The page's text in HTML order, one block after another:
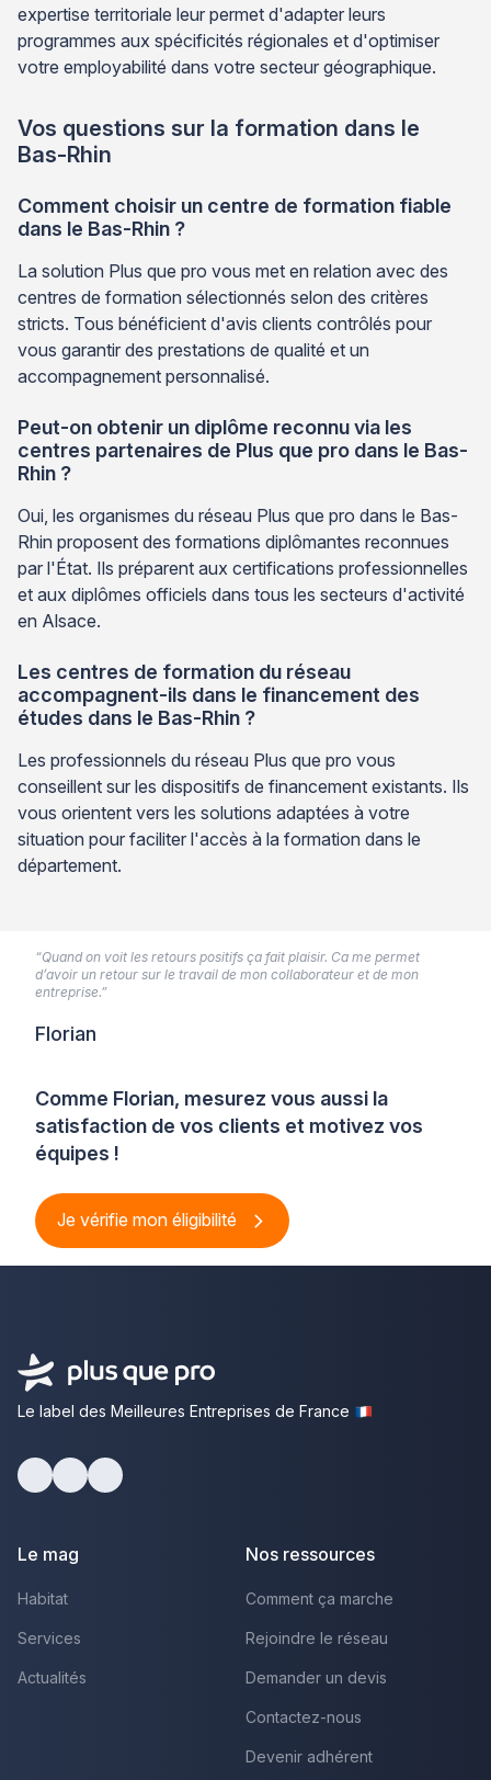
expertise territoriale leur permet d'adapter leurs
programmes aux spécificités régionales et d'optimiser
votre employabilité dans votre secteur géographique.
Vos questions sur la formation dans le
Bas-Rhin
Comment choisir un centre de formation fiable
dans le Bas-Rhin ?
La solution Plus que pro vous met en relation avec des
centres de formation sélectionnés selon des critères
stricts. Tous bénéficient d'avis clients contrôlés pour
vous garantir des prestations de qualité et un
accompagnement personnalisé.
Peut-on obtenir un diplôme reconnu via les
centres partenaires de Plus que pro dans le Bas-
Rhin ?
Oui, les organismes du réseau Plus que pro dans le Bas-
Rhin proposent des formations diplômantes reconnues
par l'État. Ils préparent aux certifications professionnelles
et aux diplômes officiels dans tous les secteurs d'activité
en Alsace.
Les centres de formation du réseau
accompagnent-ils dans le financement des
études dans le Bas-Rhin ?
Les professionnels du réseau Plus que pro vous
conseillent sur les dispositifs de financement existants. Ils
vous orientent vers les solutions adaptées à votre
situation pour faciliter l'accès à la formation dans le
département.
Comme Florian, mesurez vous aussi la
satisfaction de vos clients et motivez vos
équipes !
Je vérifie mon éligibilité
“Quand on voit les retours positifs ça fait plaisir. Ca me permet
d’avoir un retour sur le travail de mon collaborateur et de mon
entreprise.”
Florian
Le label des Meilleures Entreprises de France
Le mag
Habitat
Services
Actualités
Nos ressources
Comment ça marche
Rejoindre le réseau
Demander un devis
Contactez-nous
Devenir adhérent